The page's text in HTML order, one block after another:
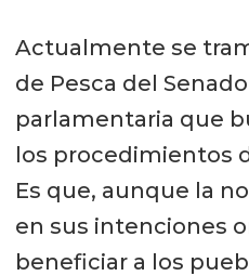
Actualmente se
de Pesca del
parlamentaria que
los procedimientos
Es que, aunque la
en sus intenciones
beneficiar a los